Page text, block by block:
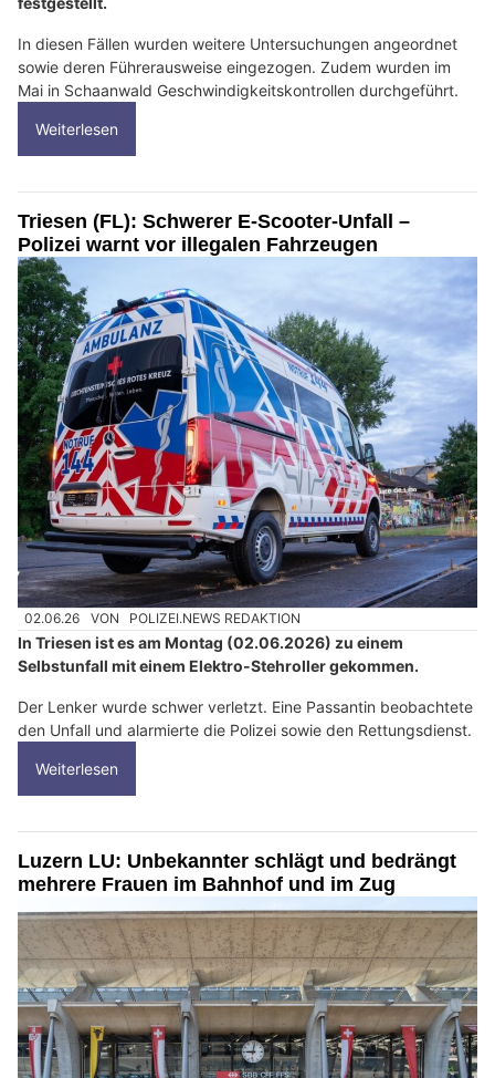
In diesen Fällen wurden weitere Untersuchungen angeordnet
sowie deren Führerausweise eingezogen. Zudem wurden im
Mai in Schaanwald Geschwindigkeitskontrollen durchgeführt.
Weiterlesen
Triesen (FL): Schwerer E-Scooter-Unfall –
Polizei warnt vor illegalen Fahrzeugen
02.06.26 VON POLIZEI.NEWS REDAKTION
In Triesen ist es am Montag (02.06.2026) zu einem
Selbstunfall mit einem Elektro-Stehroller gekommen.
Der Lenker wurde schwer verletzt. Eine Passantin beobachtete
den Unfall und alarmierte die Polizei sowie den Rettungsdienst.
Weiterlesen
Luzern LU: Unbekannter schlägt und bedrängt
mehrere Frauen im Bahnhof und im Zug